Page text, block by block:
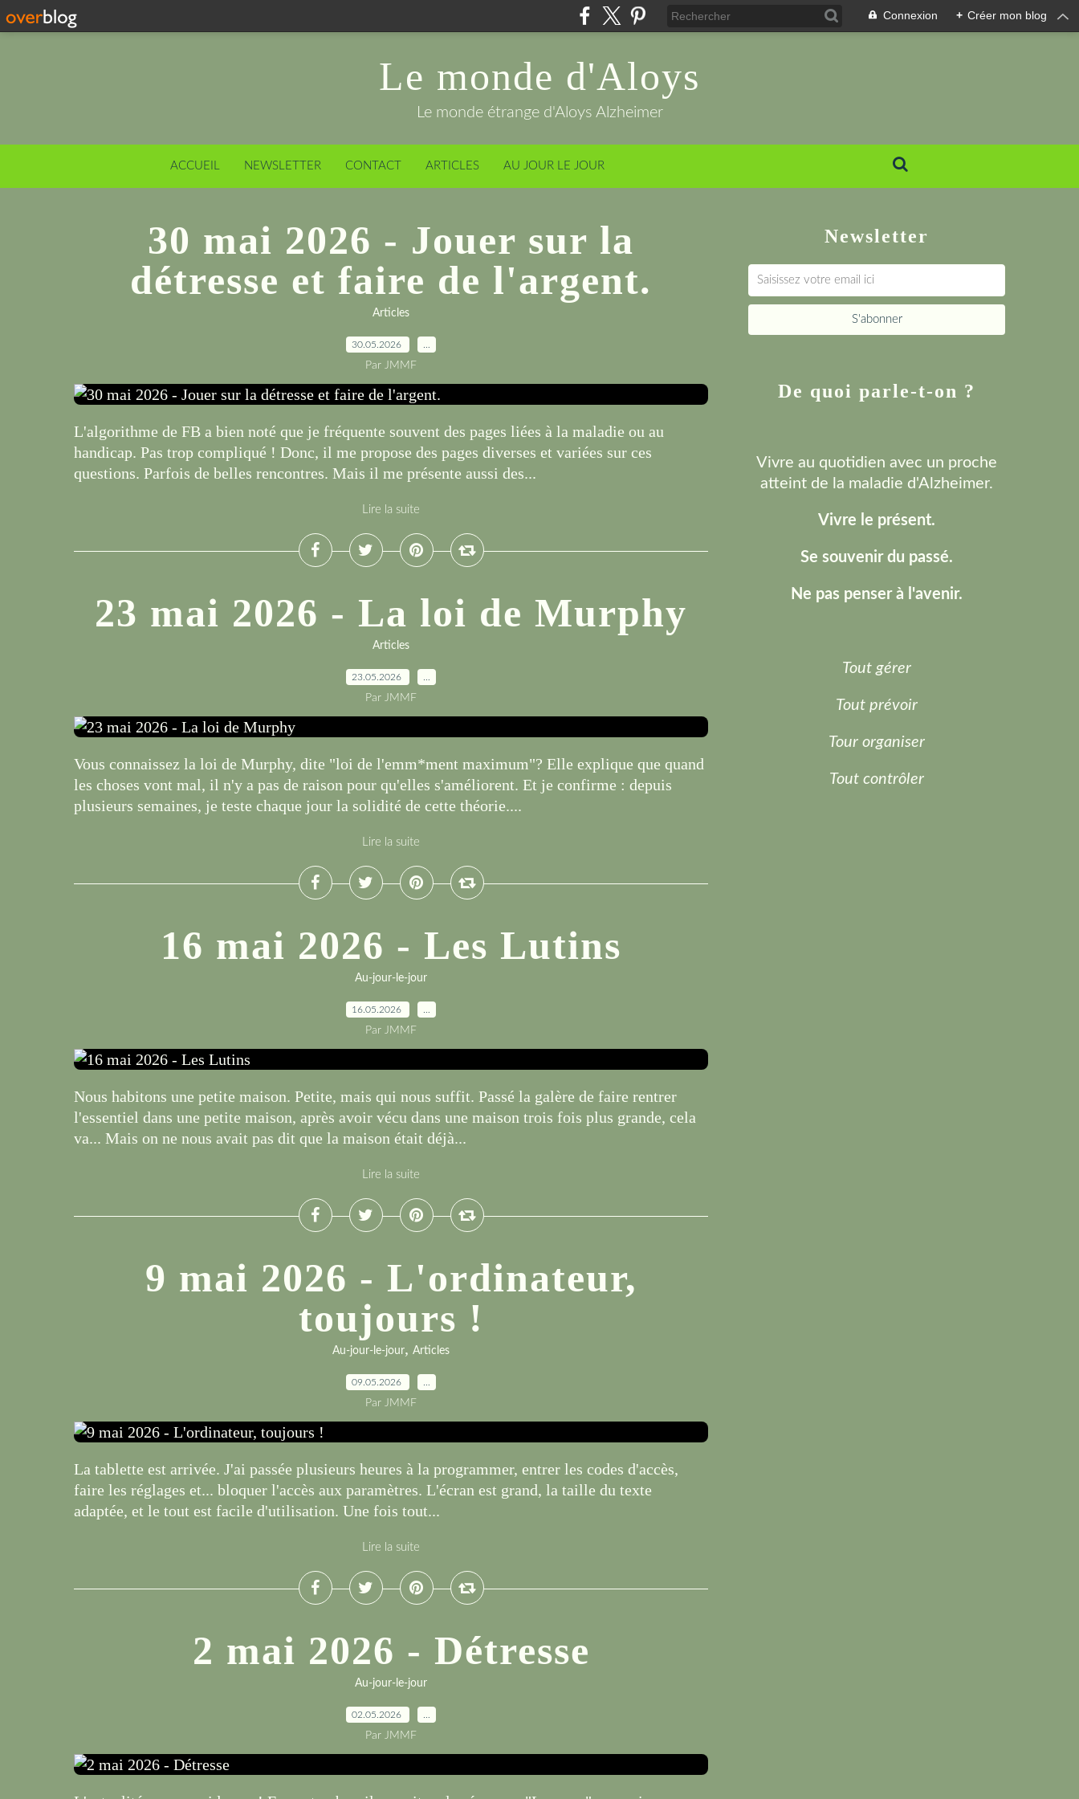
Connexion + Créer mon blog
Le monde d'Aloys
Le monde étrange d'Aloys Alzheimer
ACCUEIL NEWSLETTER CONTACT ARTICLES AU JOUR LE JOUR
30 mai 2026 - Jouer sur la
détresse et faire de l'argent.
Articles
30.05.2026
Par JMMF
L'algorithme de FB a bien noté que je fréquente souvent des pages liées à la maladie ou au
handicap. Pas trop compliqué ! Donc, il me propose des pages diverses et variées sur ces
questions. Parfois de belles rencontres. Mais il me présente aussi des...
Lire la suite
23 mai 2026 - La loi de Murphy
Articles
23.05.2026
Par JMMF
Vous connaissez la loi de Murphy, dite "loi de l'emm*ment maximum"? Elle explique que quand
les choses vont mal, il n'y a pas de raison pour qu'elles s'améliorent. Et je confirme : depuis
plusieurs semaines, je teste chaque jour la solidité de cette théorie....
Lire la suite
16 mai 2026 - Les Lutins
Au-jour-le-jour
16.05.2026
Par JMMF
Nous habitons une petite maison. Petite, mais qui nous suffit. Passé la galère de faire rentrer
l'essentiel dans une petite maison, après avoir vécu dans une maison trois fois plus grande, cela
va... Mais on ne nous avait pas dit que la maison était déjà...
Lire la suite
9 mai 2026 - L'ordinateur,
toujours !
Au-jour-le-jour, Articles
09.05.2026
Par JMMF
La tablette est arrivée. J'ai passée plusieurs heures à la programmer, entrer les codes d'accès,
faire les réglages et... bloquer l'accès aux paramètres. L'écran est grand, la taille du texte
adaptée, et le tout est facile d'utilisation. Une fois tout...
Lire la suite
2 mai 2026 - Détresse
Au-jour-le-jour
02.05.2026
Par JMMF
Newsletter
De quoi parle-t-on ?
Vivre au quotidien avec un proche
atteint de la maladie d'Alzheimer.
Vivre le présent.
Se souvenir du passé.
Ne pas penser à l'avenir.
Tout gérer
Tout prévoir
Tour organiser
Tout contrôler